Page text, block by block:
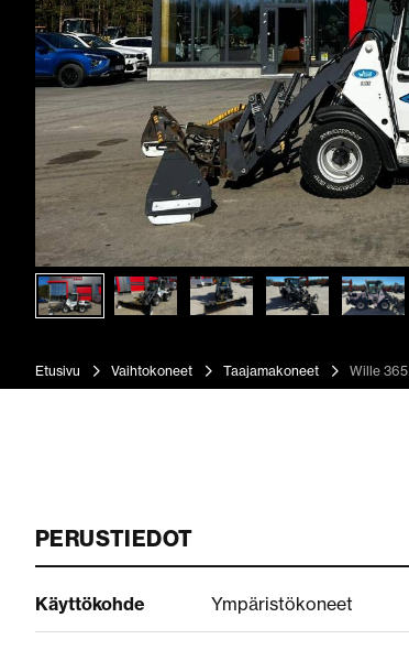
Etusivu Vaihtokoneet Taajamakoneet Wille 365
PERUSTIEDOT
Käyttökohde Ympäristökoneet